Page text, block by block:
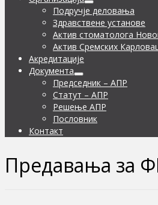
Подручје деловања
Здравствене установе
Актив стоматолога
Актив Сремских
Акредитације
Документа
Председник – АПР
Статут – АПР
Решење АПР
Пословник
Контакт
Предавања за